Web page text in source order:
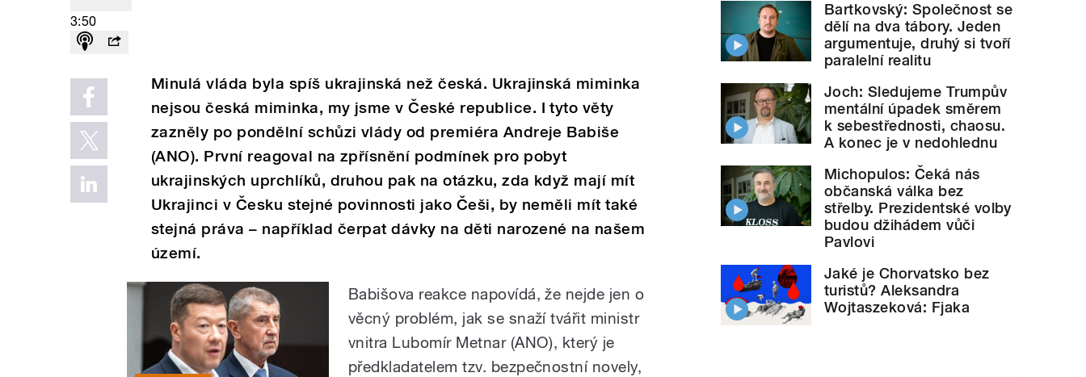
3:50
Minulá vláda byla spíš ukrajinská než česká. Ukrajinská miminka
nejsou česká miminka, my jsme v České republice. I tyto věty
zazněly po pondělní schůzi vlády od premiéra Andreje Babiše
(ANO). První reagoval na zpřísnění podmínek pro pobyt
ukrajinských uprchlíků, druhou pak na otázku, zda když mají mít
Ukrajinci v Česku stejné povinnosti jako Češi, by neměli mít také
stejná práva – například čerpat dávky na děti narozené na našem
území.
Babišova reakce napovídá, že nejde jen o
věcný problém, jak se snaží tvářit ministr
vnitra Lubomír Metnar (ANO), který je
předkladatelem tzv. bezpečnostní novely,
Bartkovský: Společnost se
dělí na dva tábory. Jeden
argumentuje, druhý si tvoří
paralelní realitu
Joch: Sledujeme Trumpův
mentální úpadek směrem
k sebestřednosti, chaosu.
A konec je v nedohlednu
Michopulos: Čeká nás
občanská válka bez
střelby. Prezidentské volby
budou džihádem vůči
Pavlovi
Jaké je Chorvatsko bez
turistů? Aleksandra
Wojtaszeková: Fjaka